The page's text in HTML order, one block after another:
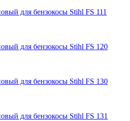
для бензокосы Stihl FS 111
для бензокосы Stihl FS 120
для бензокосы Stihl FS 130
для бензокосы Stihl FS 131